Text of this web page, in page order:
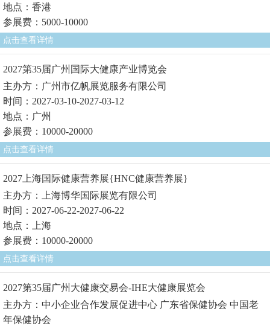
地点：香港
参展费：5000-10000
点击查看详情
2027第35届广州国际大健康产业博览会
主办方：广州市亿帆展览服务有限公司
时间：2027-03-10-2027-03-12
地点：广州
参展费：10000-20000
点击查看详情
2027上海国际健康营养展{HNC健康营养展}
主办方：上海博华国际展览有限公司
时间：2027-06-22-2027-06-22
地点：上海
参展费：10000-20000
点击查看详情
2027第35届广州大健康交易会-IHE大健康展览会
主办方：中小企业合作发展促进中心 广东省保健协会 中国老
年保健协会